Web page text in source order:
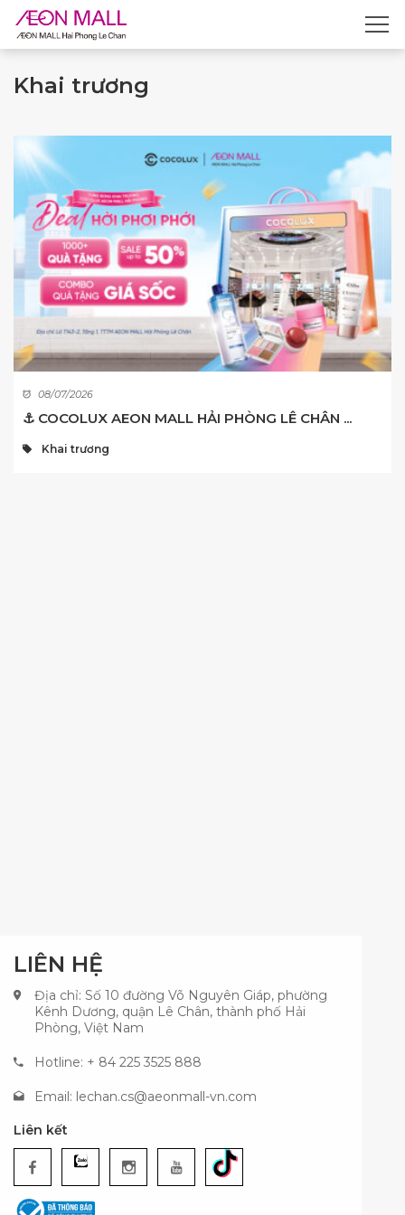
Khai trương
08/07/2026
⚓ COCOLUX AEON MALL HẢI PHÒNG LÊ CHÂN ...
Khai trương
LIÊN HỆ
Địa chỉ: Số 10 đường Võ Nguyên Giáp, phường
Kênh Dương, quận Lê Chân, thành phố Hải
Phòng, Việt Nam
Hotline: + 84 225 3525 888
Email: lechan.cs@aeonmall-vn.com
Liên kết